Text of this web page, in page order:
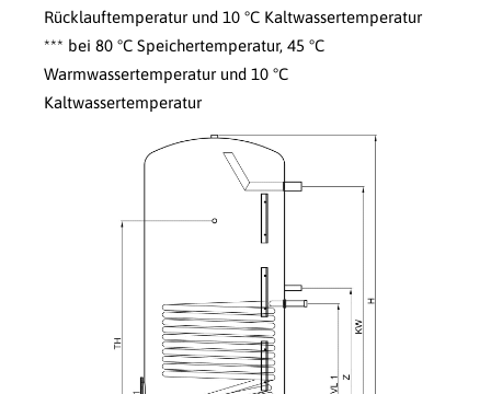
Rücklauftemperatur und 10 °C Kaltwassertemperatur
*** bei 80 °C Speichertemperatur, 45 °C
Warmwassertemperatur und 10 °C
Kaltwassertemperatur